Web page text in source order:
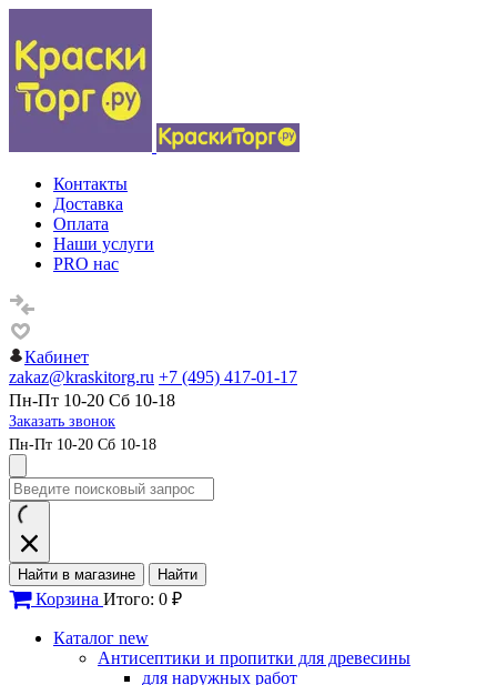
Контакты
Доставка
Оплата
Наши услуги
PRO нас
Кабинет
zakaz@kraskitorg.ru +7 (495) 417-01-17
Пн-Пт 10-20 Сб 10-18
Заказать звонок
Пн-Пт 10-20 Сб 10-18
Найти в магазине Найти
Корзина Итого: 0 ₽
Каталог new
Антисептики и пропитки для древесины
для наружных работ